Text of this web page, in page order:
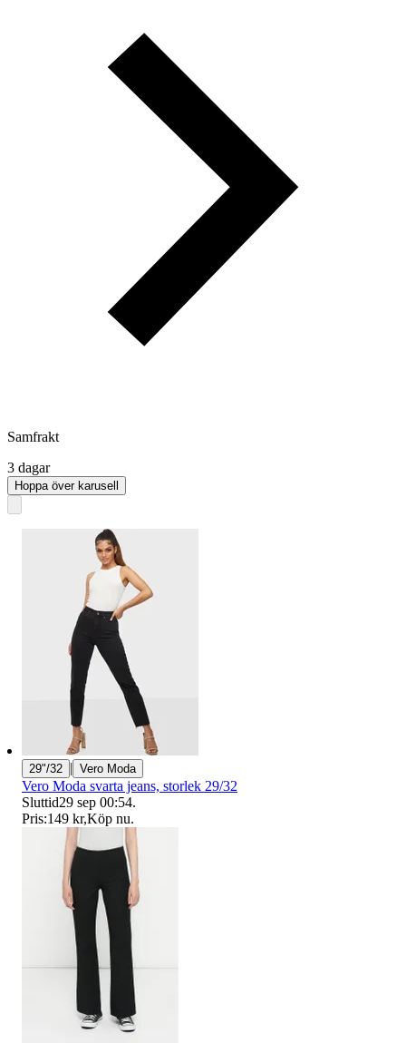
Samfrakt
3 dagar
Hoppa över karusell
29"/32 | Vero Moda
Vero Moda svarta jeans, storlek 29/32
Sluttid29 sep 00:54.
Pris:149 kr,Köp nu.